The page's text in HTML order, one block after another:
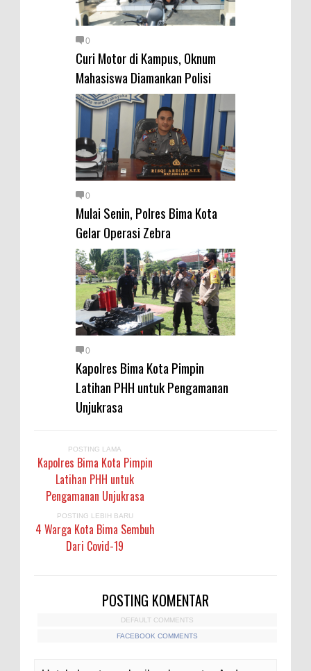
0
Curi Motor di Kampus, Oknum
Mahasiswa Diamankan Polisi
0
Mulai Senin, Polres Bima Kota
Gelar Operasi Zebra
0
Kapolres Bima Kota Pimpin
Latihan PHH untuk Pengamanan
Unjukrasa
POSTING LAMA
Kapolres Bima Kota Pimpin
Latihan PHH untuk
Pengamanan Unjukrasa
POSTING LEBIH BARU
4 Warga Kota Bima Sembuh
Dari Covid-19
POSTING KOMENTAR
DEFAULT COMMENTS
FACEBOOK COMMENTS